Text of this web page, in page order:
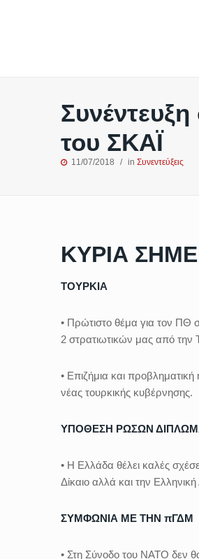
του ΣΚΑΪ
11/07/2018 in Συνεντεύξεις
ΚΥΡΙΑ
ΤΟΥΡΚΙΑ
• Πρώτιστο θέμα για τον ΠΘ
2 στρατιωτικών μας από την
• Επιζήμια και
νέας τουρκικής κυβέρνησης.
ΥΠΟΘΕΣΗ ΡΩΣΩΝ
• Η Ελλάδα θέλει καλές
Δίκαιο αλλά και την
ΣΥΜΦΩΝΙΑ ΜΕ ΤΗΝ πΓΔΜ
• Στη Σύνοδο του ΝΑΤΟ δεν